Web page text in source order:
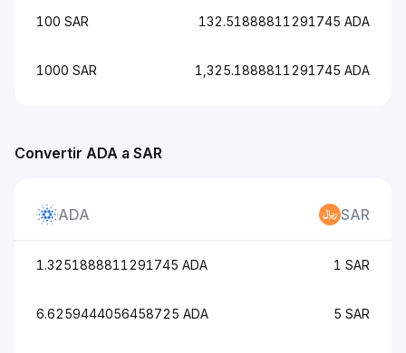
Convertir ADA a SAR
ADA SAR
1.3251888811291745 ADA 1 SAR
6.6259444056458725 ADA 5 SAR
100 SAR 132.51888811291745 ADA
1000 SAR 1,325.1888811291745 ADA